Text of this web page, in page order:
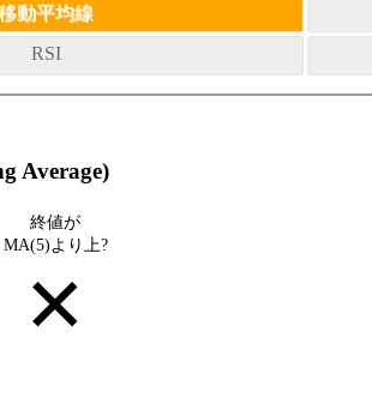
動平均線
RSI
Average)
終値が
MA(5)より上?
✕